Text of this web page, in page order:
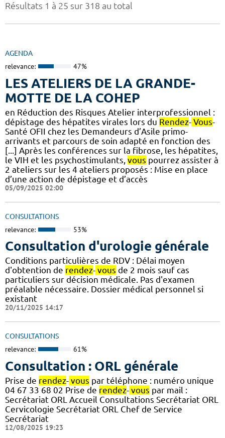
Résultats 1 à 25 sur 318 au total
AGENDA
relevance: 47%
LES ATELIERS DE LA GRANDE-
MOTTE DE LA COHEP
en Réduction des Risques Atelier interprofessionnel :
dépistage des hépatites virales lors du Rendez- Vous-
Santé OFII chez les Demandeurs d’Asile primo-
arrivants et parcours de soin adapté en fonction des
[...] Après les conférences sur la fibrose, les hépatites,
le VIH et les psychostimulants, vous pourrez assister à
2 ateliers sur les 4 ateliers proposés : Mise en place
d’une action de dépistage et d’accès
05/09/2025 02:00
CONSULTATIONS
relevance: 53%
Consultation d'urologie générale
Conditions particulières de RDV : Délai moyen
d'obtention de rendez- vous de 2 mois sauf cas
particuliers sur décision médicale. Pas d'examen
préalable nécessaire. Dossier médical personnel si
existant
20/11/2025 14:17
CONSULTATIONS
relevance: 61%
Consultation : ORL générale
Prise de rendez- vous par téléphone : numéro unique
04 67 33 68 02 Prise de rendez- vous par mail :
Secrétariat ORL Accueil Consultations Secrétariat ORL
Cervicologie Secrétariat ORL Chef de Service
Secrétariat
12/08/2025 19:23